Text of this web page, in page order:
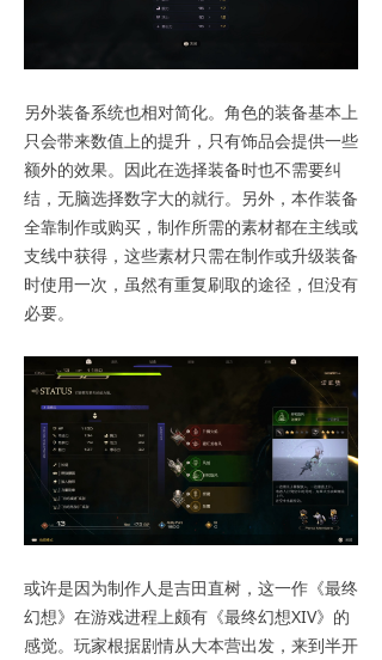
另外装备系统也相对简化。角色的装备基本上
只会带来数值上的提升，只有饰品会提供一些
额外的效果。因此在选择装备时也不需要纠
结，无脑选择数字大的就行。另外，本作装备
全靠制作或购买，制作所需的素材都在主线或
支线中获得，这些素材只需在制作或升级装备
时使用一次，虽然有重复刷取的途径，但没有
必要。
或许是因为制作人是吉田直树，这一作《最终
幻想》在游戏进程上颇有《最终幻想XIV》的
感觉。玩家根据剧情从大本营出发，来到半开